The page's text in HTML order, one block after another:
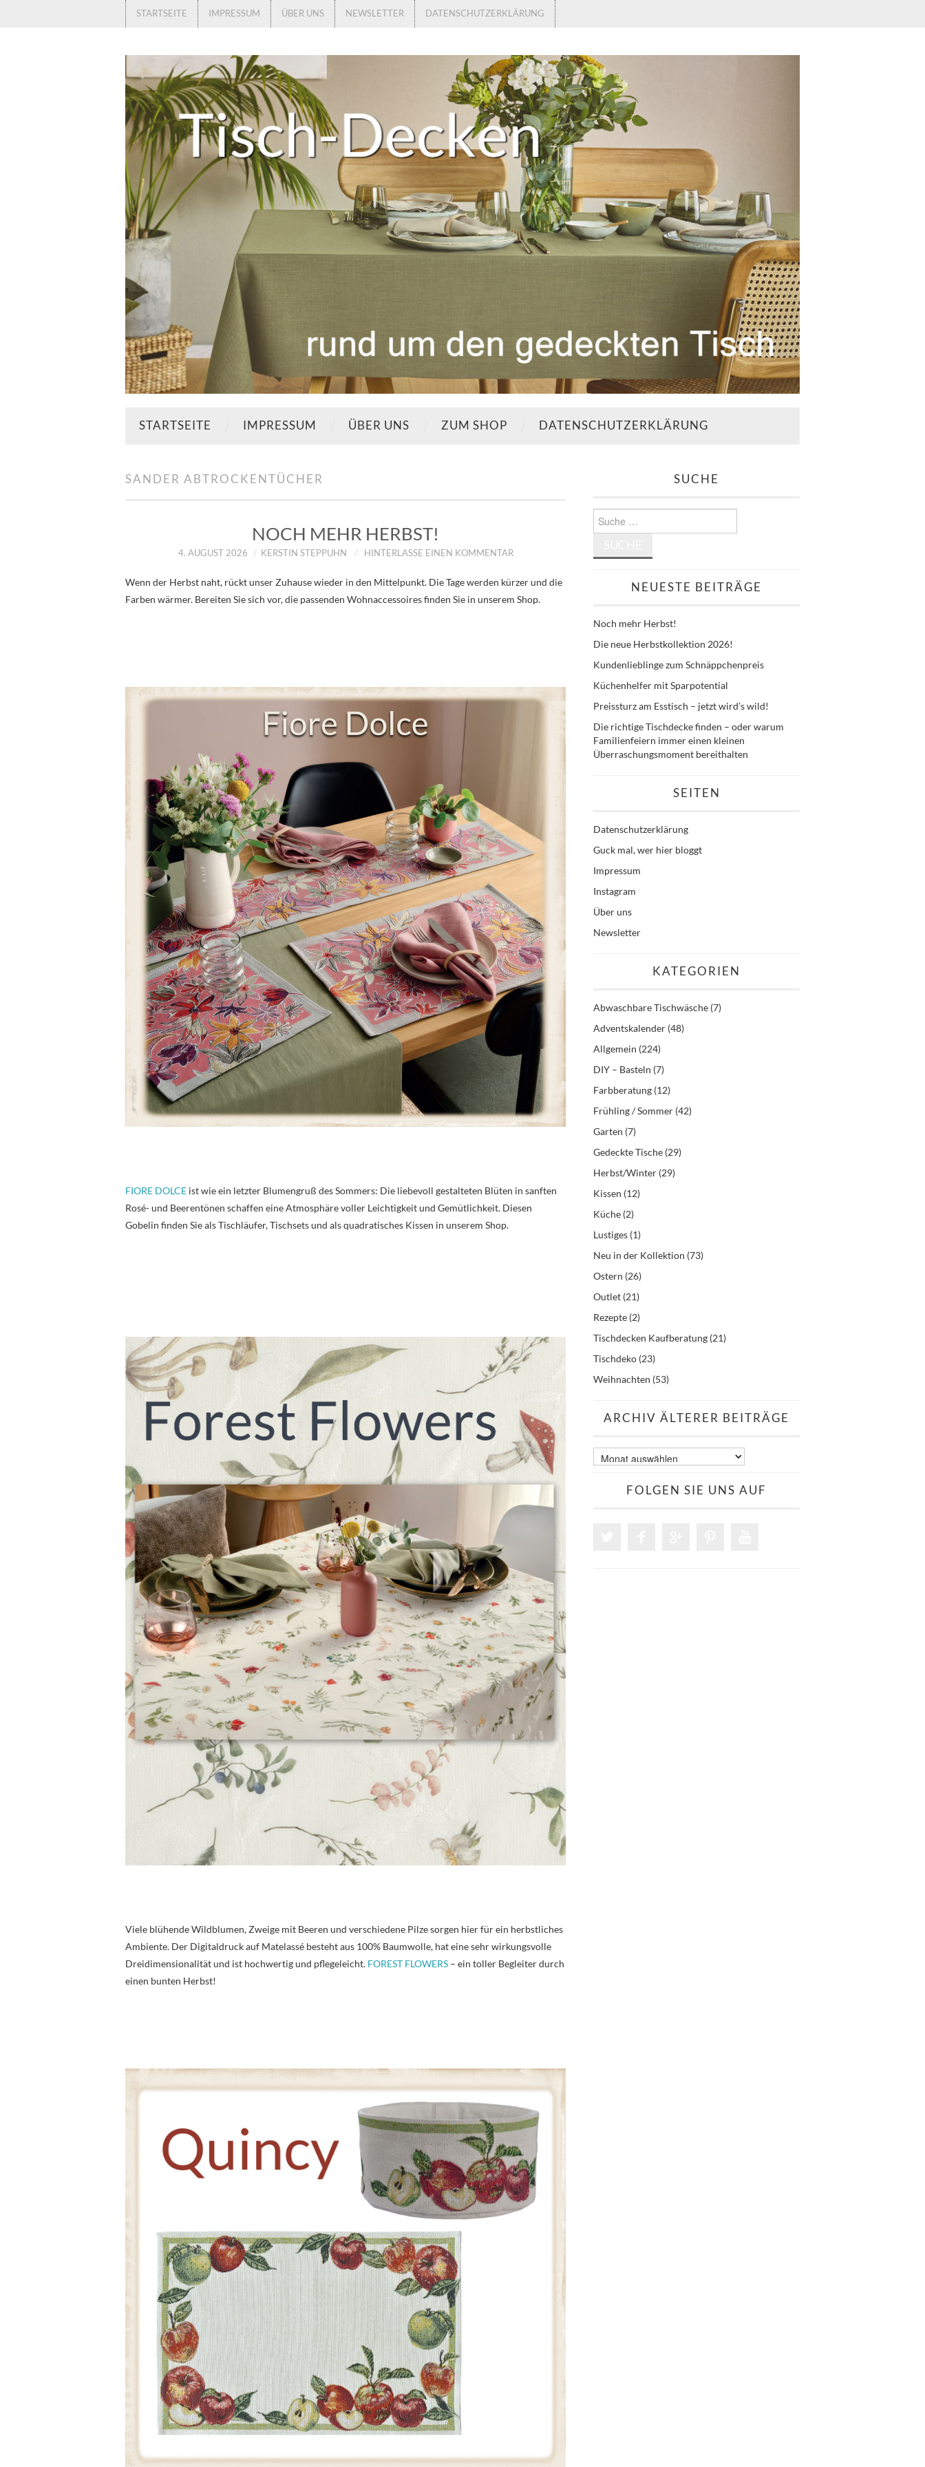
STARTSEITE IMPRESSUM ÜBER UNS NEWSLETTER DATENSCHUTZERKLÄRUNG
STARTSEITE IMPRESSUM ÜBER UNS ZUM SHOP DATENSCHUTZERKLÄRUNG
SANDER ABTROCKENTÜCHER
NOCH MEHR HERBST!
4. AUGUST 2026 KERSTIN STEPPUHN HINTERLASSE EINEN KOMMENTAR
Wenn der Herbst naht, rückt unser Zuhause wieder in den Mittelpunkt. Die Tage werden kürzer und die
Farben wärmer. Bereiten Sie sich vor, die passenden Wohnaccessoires finden Sie in unserem Shop.
FIORE DOLCE ist wie ein letzter Blumengruß des Sommers: Die liebevoll gestalteten Blüten in sanften
Rosé- und Beerentönen schaffen eine Atmosphäre voller Leichtigkeit und Gemütlichkeit. Diesen
Gobelin finden Sie als Tischläufer, Tischsets und als quadratisches Kissen in unserem Shop.
Viele blühende Wildblumen, Zweige mit Beeren und verschiedene Pilze sorgen hier für ein herbstliches
Ambiente. Der Digitaldruck auf Matelassé besteht aus 100% Baumwolle, hat eine sehr wirkungsvolle
Dreidimensionalität und ist hochwertig und pflegeleicht. FOREST FLOWERS – ein toller Begleiter durch
einen bunten Herbst!
SUCHE
Suche
nach:
NEUESTE BEITRÄGE
Noch mehr Herbst!
Die neue Herbstkollektion 2026!
Kundenlieblinge zum Schnäppchenpreis
Küchenhelfer mit Sparpotential
Preissturz am Esstisch – jetzt wird’s wild!
Die richtige Tischdecke finden – oder warum
Familienfeiern immer einen kleinen
Überraschungsmoment bereithalten
SEITEN
Datenschutzerklärung
Guck mal, wer hier bloggt
Impressum
Instagram
Über uns
Newsletter
KATEGORIEN
Abwaschbare Tischwäsche (7)
Adventskalender (48)
Allgemein (224)
DIY – Basteln (7)
Farbberatung (12)
Frühling / Sommer (42)
Garten (7)
Gedeckte Tische (29)
Herbst/Winter (29)
Kissen (12)
Küche (2)
Lustiges (1)
Neu in der Kollektion (73)
Ostern (26)
Outlet (21)
Rezepte (2)
Tischdecken Kaufberatung (21)
Tischdeko (23)
Weihnachten (53)
ARCHIV ÄLTERER BEITRÄGE
Archiv
älterer
FOLGEN SIE UNS AUF